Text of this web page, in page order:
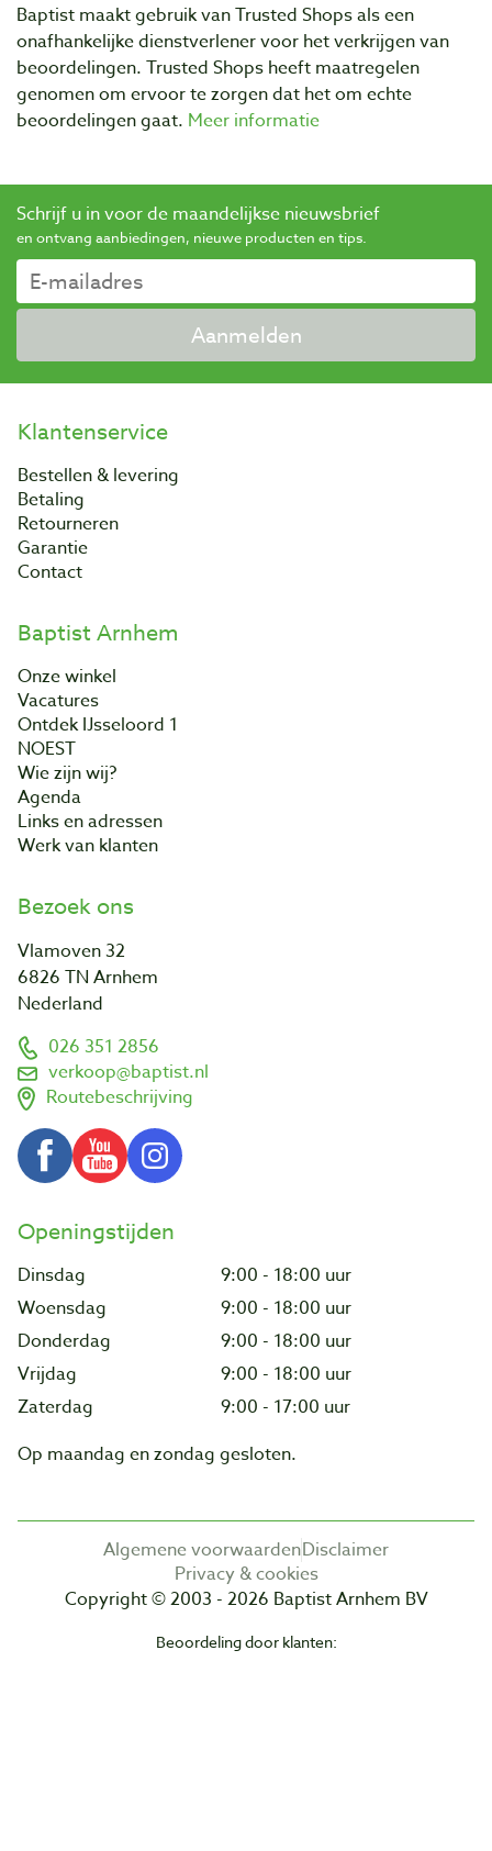
Baptist maakt gebruik van Trusted Shops als een
onafhankelijke dienstverlener voor het verkrijgen van
beoordelingen. Trusted Shops heeft maatregelen
genomen om ervoor te zorgen dat het om echte
beoordelingen gaat. Meer informatie
Schrijf u in voor de maandelijkse nieuwsbrief
en ontvang aanbiedingen, nieuwe producten en tips.
Aanmelden
Klantenservice
Bestellen & levering
Betaling
Retourneren
Garantie
Contact
Baptist Arnhem
Onze winkel
Vacatures
Ontdek IJsseloord 1
NOEST
Wie zijn wij?
Agenda
Links en adressen
Werk van klanten
Bezoek ons
Vlamoven 32
6826 TN Arnhem
Nederland
026 351 2856
verkoop@baptist.nl
Routebeschrijving
Openingstijden
Dinsdag
9:00 - 18:00 uur
Woensdag
9:00 - 18:00 uur
Donderdag
9:00 - 18:00 uur
Vrijdag
9:00 - 18:00 uur
Zaterdag
9:00 - 17:00 uur
Op maandag en zondag gesloten.
Algemene voorwaardenDisclaimer
Privacy & cookies
Copyright © 2003 - 2026 Baptist Arnhem BV
Beoordeling door klanten: